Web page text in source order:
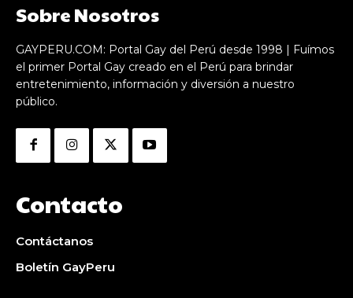
Sobre Nosotros
GAYPERU.COM: Portal Gay del Perú desde 1998 | Fuímos
el primer Portal Gay creado en el Perú para brindar
entretenimiento, información y diversión a nuestro
público.
Contacto
Contáctanos
Boletín GayPeru